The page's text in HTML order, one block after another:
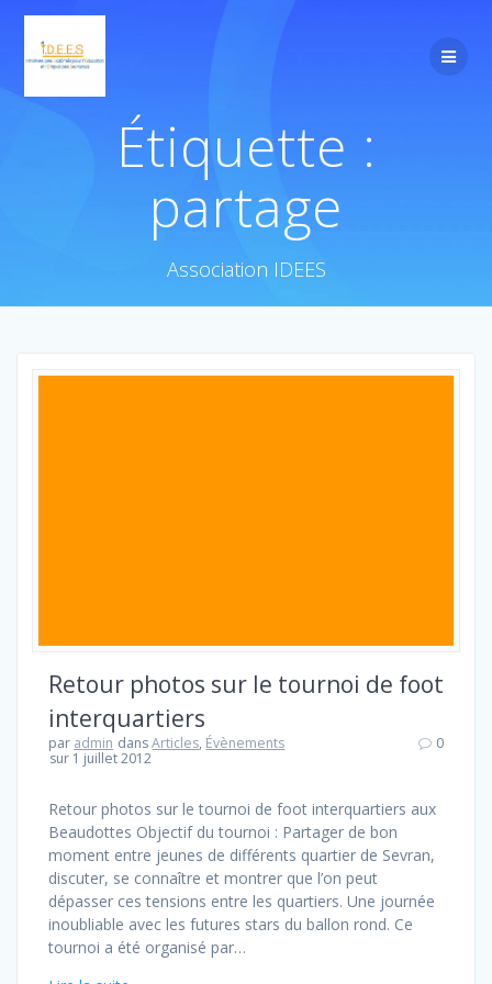
Étiquette :
partage
Association IDEES
Retour photos sur le tournoi de foot
interquartiers
par admin dansArticles, Évènements
sur 1 juillet 2012
0
Retour photos sur le tournoi de foot interquartiers aux
Beaudottes Objectif du tournoi : Partager de bon
moment entre jeunes de différents quartier de Sevran,
discuter, se connaître et montrer que l’on peut
dépasser ces tensions entre les quartiers. Une journée
inoubliable avec les futures stars du ballon rond. Ce
tournoi a été organisé par…